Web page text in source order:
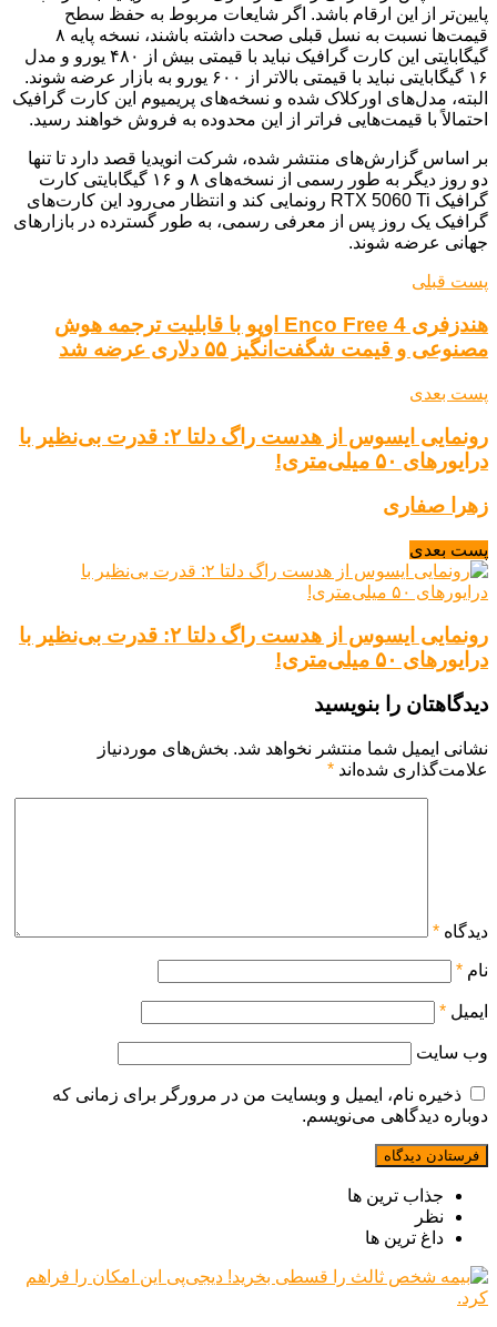
پایین‌تر از این ارقام باشد. اگر شایعات مربوط به حفظ سطح
قیمت‌ها نسبت به نسل قبلی صحت داشته باشند، نسخه پایه ۸
گیگابایتی این کارت گرافیک نباید با قیمتی بیش از ۴۸۰ یورو و مدل
۱۶ گیگابایتی نباید با قیمتی بالاتر از ۶۰۰ یورو به بازار عرضه شوند.
البته، مدل‌های اورکلاک شده و نسخه‌های پریمیوم این کارت گرافیک
احتمالاً با قیمت‌هایی فراتر از این محدوده به فروش خواهند رسید.
بر اساس گزارش‌های منتشر شده، شرکت انویدیا قصد دارد تا تنها
دو روز دیگر به طور رسمی از نسخه‌های ۸ و ۱۶ گیگابایتی کارت
گرافیک RTX 5060 Ti رونمایی کند و انتظار می‌رود این کارت‌های
گرافیک یک روز پس از معرفی رسمی، به طور گسترده در بازارهای
جهانی عرضه شوند.
پست قبلی
هندزفری Enco Free 4 اوپو با قابلیت ترجمه هوش
مصنوعی و قیمت شگفت‌انگیز ۵۵ دلاری عرضه شد
پست بعدی
رونمایی ایسوس از هدست راگ دلتا ۲: قدرت بی‌نظیر با
درایورهای ۵۰ میلی‌متری!
زهرا صفاری
پست بعدی
رونمایی ایسوس از هدست راگ دلتا ۲: قدرت بی‌نظیر با
درایورهای ۵۰ میلی‌متری!
دیدگاهتان را بنویسید
نشانی ایمیل شما منتشر نخواهد شد. بخش‌های موردنیاز
علامت‌گذاری شده‌اند *
دیدگاه *
نام *
ایمیل *
وب‌ سایت
ذخیره نام، ایمیل و وبسایت من در مرورگر برای زمانی که
دوباره دیدگاهی می‌نویسم.
جذاب ترین ها
نظر
داغ ترین ها